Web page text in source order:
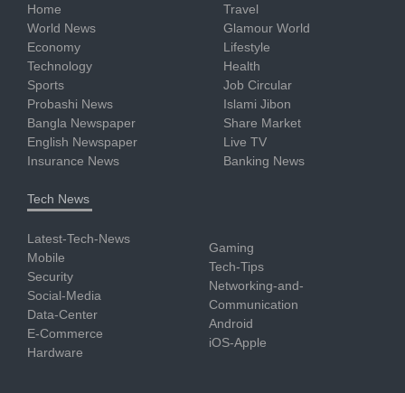
Home
World News
Economy
Technology
Sports
Probashi News
Bangla Newspaper
English Newspaper
Insurance News
Travel
Glamour World
Lifestyle
Health
Job Circular
Islami Jibon
Share Market
Live TV
Banking News
Tech News
Latest-Tech-News
Mobile
Security
Social-Media
Data-Center
E-Commerce
Hardware
Gaming
Tech-Tips
Networking-and-
Communication
Android
iOS-Apple